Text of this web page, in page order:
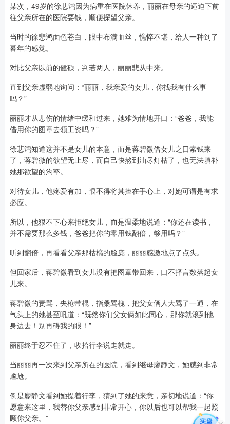
某次，49岁的徐悲鸿因为病重在医院休养，丽丽在母亲的逼迫下前
往父亲所在的医院要钱，顺便探望父亲。
当时的徐悲鸿面色苍白，眼中布满血丝，憔悴不堪，给人一种到了
暮年的感觉。
对比父亲以前的健硕，判若两人，丽丽悲从中来。
直到父亲虚弱地询问：“丽丽，我亲爱的女儿，你找我有什么事
吗？”
丽丽才从悲伤的情绪中缓和过来，她难为情地开口：“爸爸，我能
借用你的图章去领工资吗？”
徐悲鸿知道这并不是女儿的本意，而是蒋碧微借女儿之口索钱来
了，蒋碧微的欲望无止尽，而自己快熬到油尽灯枯了，也无法填补
她那欲望的沟壑。
对待女儿，他疼爱有加，恨不得将其捧在手心上，对她可谓是有求
必应。
所以，他狠不下心来拒绝女儿，而是温柔地说道：“你还在读书，
并不需要那么多钱，爸爸把你的零用钱翻倍，够用吗？”
听到翻倍，再看看父亲那枯槁的脸庞，丽丽感激地点了点头。
但回家后，蒋碧微看到女儿没有把图章带回来，口不择言数落起女
儿来。
蒋碧微的责骂，夹枪带棍，指桑骂槐，把父女俩人大骂了一通，在
气头上的她甚至吼道：“既然你们父女俩如此同心，那你就滚到他
身边去！别再碍我的眼！”
丽丽终于忍不住了，收拾行李说走就走。
当丽丽再一次来到父亲所在的医院，看到继母廖静文，她感到非常
尴尬。
倒是廖静文看到她提着行李，猜到了她的来意，亲切地说道：“你
愿意来这里，我替你父亲感到非常开心，你以后也可以帮我一起照
顾你父亲。”